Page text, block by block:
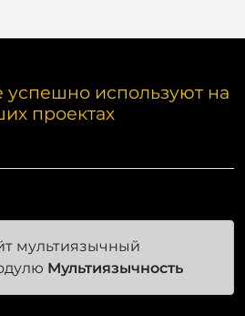
используют на
проектах
мультиязычный
Мультиязычность